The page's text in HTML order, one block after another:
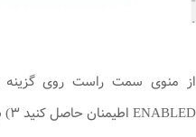
ENABLED اطیمنان حاصل کنید ۳) بر روی APPLY کلیک کنید.